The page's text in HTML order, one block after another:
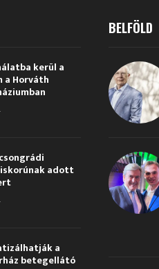
kerül a
a Horváth
adott
a
betegellátó
BELFÖLD